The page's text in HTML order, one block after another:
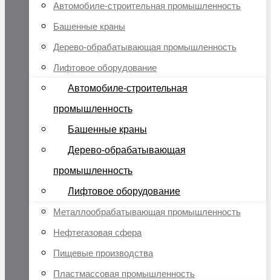
Автомобиле-строительная промышленность
Башенные краны
Дерево-обрабатывающая промышленность
Лифтовое оборудование
Автомобиле-строительная
промышленность
Башенные краны
Дерево-обрабатывающая
промышленность
Лифтовое оборудование
Металлообрабатывающая промышленность
Нефтегазовая сфера
Пищевые производства
Пластмассовая промышленность